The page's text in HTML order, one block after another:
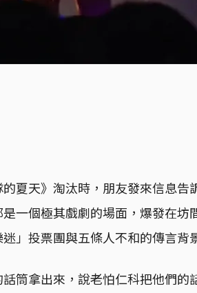
夏天》淘汰時，朋友發來信息告
一個極其戲劇的場面，爆發在坊
」投票團與五條人不和的傳言背
筒拿出來，說老怕仁科把他們的